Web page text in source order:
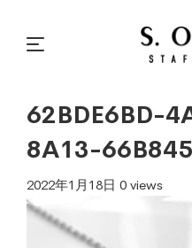
62BDE6BD-
8A13-
2022年1月18日 0 views